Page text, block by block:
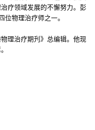
疗领域发展的不懈努力。彭
位物理治疗师之一。
理治疗期刋》总编辑。他现